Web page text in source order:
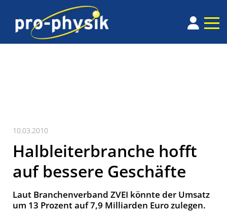
10.03.2010
Halbleiterbranche hofft
auf bessere Geschäfte
Laut Branchenverband ZVEI könnte der Umsatz
um 13 Prozent auf 7,9 Milliarden Euro zulegen.